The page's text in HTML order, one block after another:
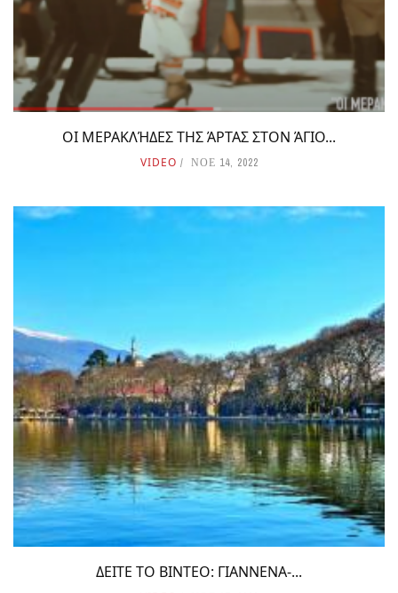
ΟΙ ΜΕΡΑΚΛΉΔΕΣ ΤΗΣ ΆΡΤΑΣ ΣΤΟΝ ΆΓΙΟ...
VIDEO ΝΟΕ 14, 2022
ΔΕΙΤΕ ΤΟ ΒΙΝΤΕΟ: ΓΙΑΝΝΕΝΑ-...